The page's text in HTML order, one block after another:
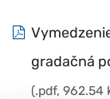
gradačná
(.pdf, 962.54